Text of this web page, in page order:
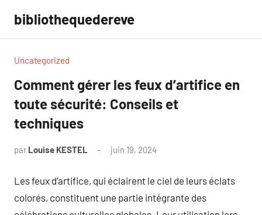
contenu
bibliothequedereve
Uncategorized
Comment gérer les feux d’artifice en
toute sécurité: Conseils et
techniques
par Louise KESTEL juin 19, 2024
Les feux d’artifice, qui éclairent le ciel de leurs éclats
colorés, constituent une partie intégrante des